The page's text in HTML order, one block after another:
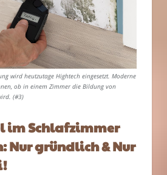
wird heutzutage Hightech eingesetzt. Moderne
ob in einem Zimmer die Bildung von
(#3)
im Schlafzimmer
Nur gründlich & Nur